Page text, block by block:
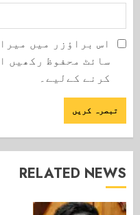
اس براؤزر میں
سائٹ محفوظ رکھیں
کرنے کےلیے۔
RELATED NEWS